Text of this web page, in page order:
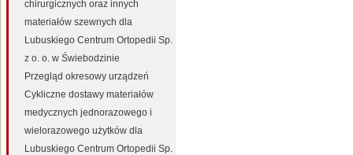
chirurgicznych oraz innych
materiałów szewnych dla
Lubuskiego Centrum Ortopedii Sp.
z o. o. w Świebodzinie
Przegląd okresowy urządzeń
Cykliczne dostawy materiałów
medycznych jednorazowego i
wielorazowego użytków dla
Lubuskiego Centrum Ortopedii Sp.